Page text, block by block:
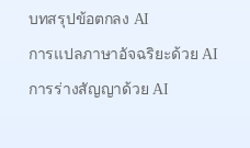
บทสรุปข้อตกลง AI
การแปลภาษาอัจฉริยะด้วย AI
การร่างสัญญาด้วย AI